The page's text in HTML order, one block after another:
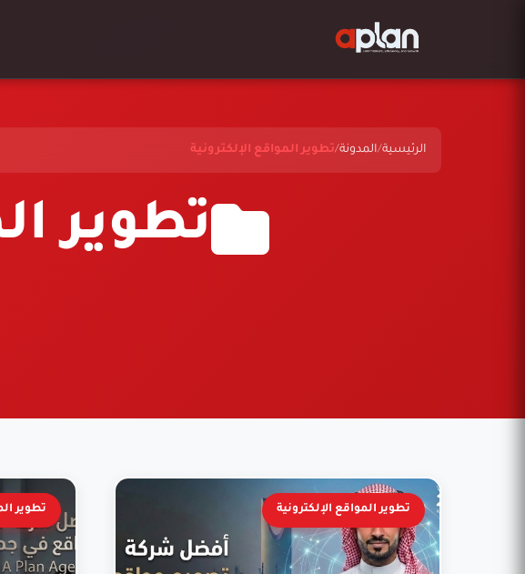
الرئيسية/المدونة/تطوير المواقع الإلكترونية
تطوير
تطوير المواقع الإلكترونية تطوير